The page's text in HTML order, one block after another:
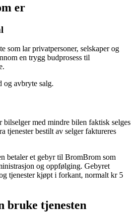
er
som lar privatpersoner, selskaper og
en trygg budprosess til
og avbryte salg.
bilselger med mindre bilen faktisk selges
tjenester bestilt av selger faktureres
betaler et gebyr til BromBrom som
og oppfølging. Gebyret
tjenester kjøpt i forkant, normalt kr 5
bruke tjenesten